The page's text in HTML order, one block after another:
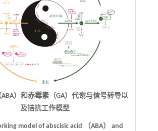
ABA）和赤霉素（GA）代谢与信号转导以
及拮抗工作模型
model of abscisic acid （ABA） and